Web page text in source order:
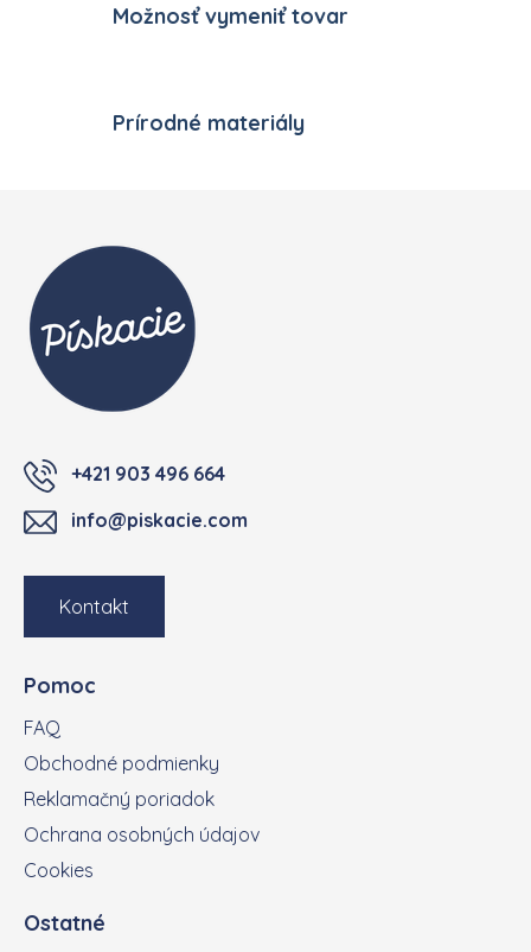
Možnosť vymeniť tovar
Prírodné materiály
+421 903 496 664
info@piskacie.com
Kontakt
Pomoc
FAQ
Obchodné podmienky
Reklamačný poriadok
Ochrana osobných údajov
Cookies
Ostatné